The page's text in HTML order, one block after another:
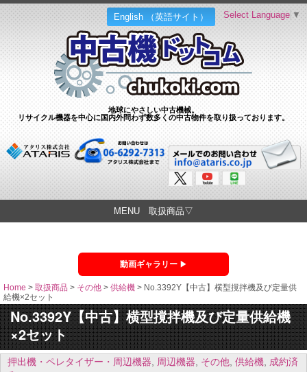
English （英語サイト）
地球にやさしい中古機械。
リサイクル機器を中心に国内外問わず数多くの中古物件を取り扱っております。
Select Language ▼
MENU 取扱商品▽
動画ギャラリー
Home > 取扱商品 > その他 > 供給機 > No.3392Y【中古】横型撹拌機及び定量供
給機×2セット
No.3392Y【中古】横型撹拌機及び定量供給機
×2セット
押出機・ペレタイザー・周辺機器, 周辺機器, その他, 供給機, 成約済